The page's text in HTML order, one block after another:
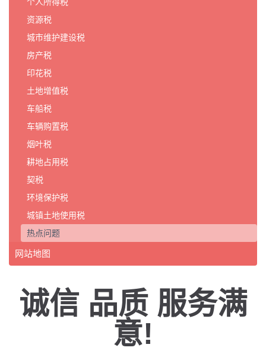
资源税
城市维护建设税
房产税
印花税
土地增值税
车船税
车辆购置税
烟叶税
耕地占用税
契税
环境保护税
城镇土地使用税
热点问题
网站地图
诚信 品质 服务满
意!